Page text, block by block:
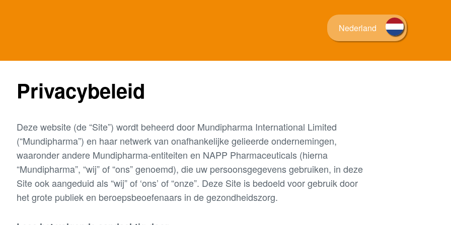
Nederland
Privacybeleid
Deze website (de “Site”) wordt beheerd door Mundipharma International Limited
(“Mundipharma”) en haar netwerk van onafhankelijke gelieerde ondernemingen,
waaronder andere Mundipharma-entiteiten en NAPP Pharmaceuticals (hierna
“Mundipharma”, “wij” of “ons” genoemd), die uw persoonsgegevens gebruiken, in deze
Site ook aangeduid als “wij” of ‘ons’ of “onze”. Deze Site is bedoeld voor gebruik door
het grote publiek en beroepsbeoefenaars in de gezondheidszorg.